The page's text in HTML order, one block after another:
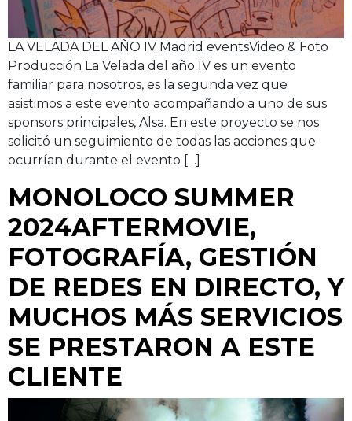
LA VELADA DEL AÑO IV Madrid eventsVideo & Foto
Producción La Velada del año IV es un evento
familiar para nosotros, es la segunda vez que
asistimos a este evento acompañando a uno de sus
sponsors principales, Alsa. En este proyecto se nos
solicitó un seguimiento de todas las acciones que
ocurrían durante el evento […]
MONOLOCO SUMMER
2024AFTERMOVIE,
FOTOGRAFÍA, GESTIÓN
DE REDES EN DIRECTO, Y
MUCHOS MÁS SERVICIOS
SE PRESTARON A ESTE
CLIENTE